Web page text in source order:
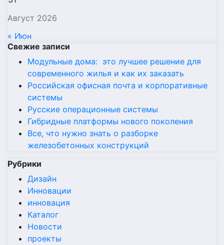
Август 2026
« Июн
Свежие записи
Модульные дома: это лучшее решение для
современного жилья и как их заказать
Российская офисная почта и корпоративные
системы
Русские операционные системы
Гибридные платформы нового поколения
Все, что нужно знать о разборке
железобетонных конструкций
Рубрики
Дизайн
Инновации
инновация
Каталог
Новости
проекты